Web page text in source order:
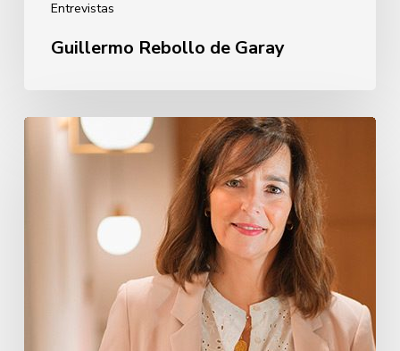
Entrevistas
Guillermo Rebollo de Garay
Oihane
Eguiguren